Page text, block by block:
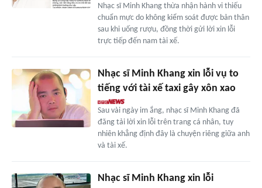
Nhạc sĩ Minh Khang thừa nhận hành vi thiếu
chuẩn mực do không kiểm soát được bản thân
sau khi uống rượu, đồng thời gửi lời xin lỗi
trực tiếp đến nam tài xế.
Nhạc sĩ Minh Khang xin lỗi vụ to
tiếng với tài xế taxi gây xôn xao
Sau vài ngày im ắng, nhạc sĩ Minh Khang đã
đăng tải lời xin lỗi trên trang cá nhân, tuy
nhiên khẳng định đây là chuyện riêng giữa anh
và tài xế.
Nhạc sĩ Minh Khang xin lỗi